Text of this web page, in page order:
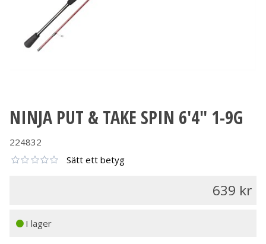
NINJA PUT & TAKE SPIN 6'4" 1-9G
224832
Sätt ett betyg
639
I lager